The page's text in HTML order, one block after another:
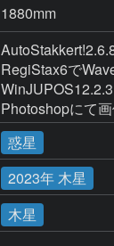
1880mm
RegiStax6で
Photoshopにて
惑星
2023年 木星
木星